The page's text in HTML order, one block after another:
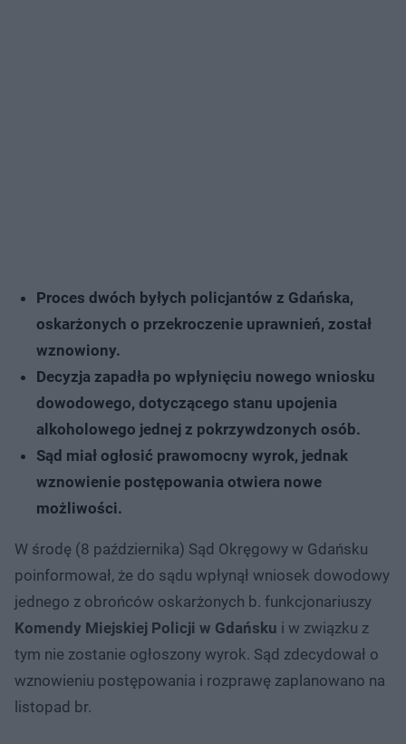
Proces dwóch byłych policjantów z Gdańska,
oskarżonych o przekroczenie uprawnień, został
wznowiony.
Decyzja zapadła po wpłynięciu nowego wniosku
dowodowego, dotyczącego stanu upojenia
alkoholowego jednej z pokrzywdzonych osób.
Sąd miał ogłosić prawomocny wyrok, jednak
wznowienie postępowania otwiera nowe
możliwości.
W środę (8 października) Sąd Okręgowy w Gdańsku
poinformował, że do sądu wpłynął wniosek dowodowy
jednego z obrońców oskarżonych b. funkcjonariuszy
Komendy Miejskiej Policji w Gdańsku i w związku z
tym nie zostanie ogłoszony wyrok. Sąd zdecydował o
wznowieniu postępowania i rozprawę zaplanowano na
listopad br.